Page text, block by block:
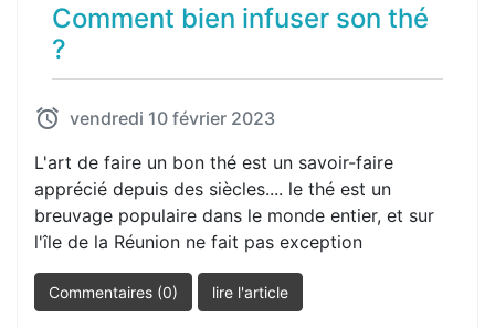
Comment bien infuser son thé
?
vendredi 10 février 2023
L'art de faire un bon thé est un savoir-faire
apprécié depuis des siècles.... le thé est un
breuvage populaire dans le monde entier, et sur
l'île de la Réunion ne fait pas exception
Commentaires (0) lire l'article